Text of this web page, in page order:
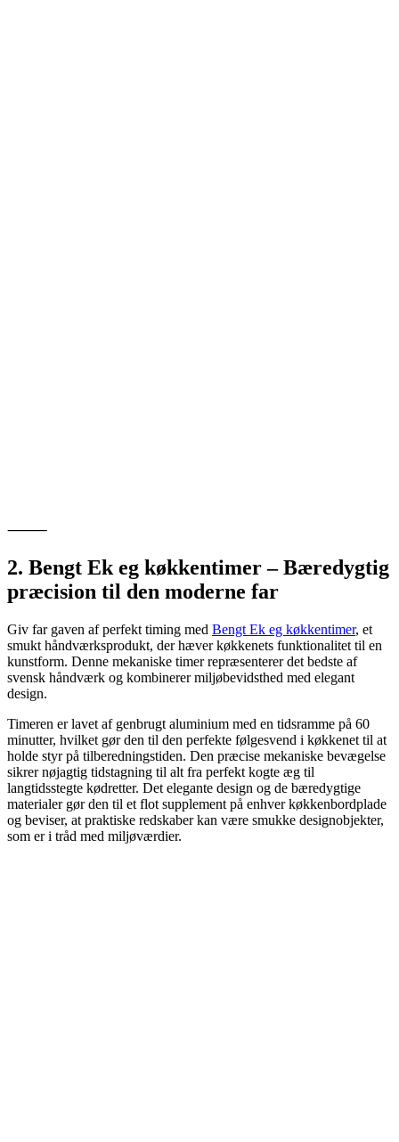
⸻
2. Bengt Ek eg køkkentimer – Bæredygtig
præcision til den moderne far
Giv far gaven af perfekt timing med Bengt Ek eg køkkentimer, et
smukt håndværksprodukt, der hæver køkkenets funktionalitet til en
kunstform. Denne mekaniske timer repræsenterer det bedste af
svensk håndværk og kombinerer miljøbevidsthed med elegant
design.
Timeren er lavet af genbrugt aluminium med en tidsramme på 60
minutter, hvilket gør den til den perfekte følgesvend i køkkenet til at
holde styr på tilberedningstiden. Den præcise mekaniske bevægelse
sikrer nøjagtig tidstagning til alt fra perfekt kogte æg til
langtidsstegte kødretter. Det elegante design og de bæredygtige
materialer gør den til et flot supplement på enhver køkkenbordplade
og beviser, at praktiske redskaber kan være smukke designobjekter,
som er i tråd med miljøværdier.